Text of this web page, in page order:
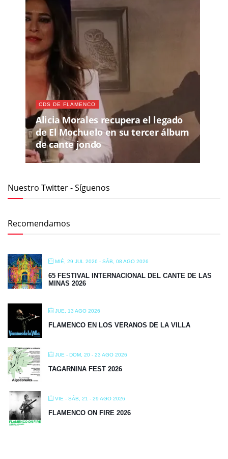
CDS DE FLAMENCO
Alicia Morales recupera el legado
de El Mochuelo en su tercer álbum
de cante jondo
Nuestro Twitter - Síguenos
Recomendamos
MIÉ, 29 JUL 2026 - SÁB, 08 AGO 2026
65 FESTIVAL INTERNACIONAL DEL CANTE DE LAS
MINAS 2026
JUE, 13 AGO 2026
FLAMENCO EN LOS VERANOS DE LA VILLA
JUE - DOM, 20 - 23 AGO 2026
TAGARNINA FEST 2026
VIE - SÁB, 21 - 29 AGO 2026
FLAMENCO ON FIRE 2026